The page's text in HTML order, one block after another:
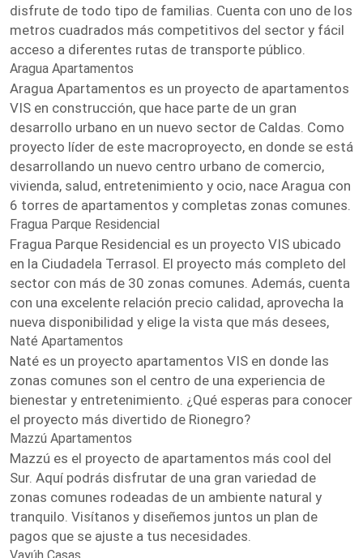
disfrute de todo tipo de familias. Cuenta con uno de los
metros cuadrados más competitivos del sector y fácil
acceso a diferentes rutas de transporte público.
Aragua Apartamentos
Aragua Apartamentos es un proyecto de apartamentos
VIS en construcción, que hace parte de un gran
desarrollo urbano en un nuevo sector de Caldas. Como
proyecto líder de este macroproyecto, en donde se está
desarrollando un nuevo centro urbano de comercio,
vivienda, salud, entretenimiento y ocio, nace Aragua con
6 torres de apartamentos y completas zonas comunes.
Fragua Parque Residencial
Fragua Parque Residencial es un proyecto VIS ubicado
en la Ciudadela Terrasol. El proyecto más completo del
sector con más de 30 zonas comunes. Además, cuenta
con una excelente relación precio calidad, aprovecha la
nueva disponibilidad y elige la vista que más desees,
Naté Apartamentos
Naté es un proyecto apartamentos VIS en donde las
zonas comunes son el centro de una experiencia de
bienestar y entretenimiento. ¿Qué esperas para conocer
el proyecto más divertido de Rionegro?
Mazzú Apartamentos
Mazzú es el proyecto de apartamentos más cool del
Sur. Aquí podrás disfrutar de una gran variedad de
zonas comunes rodeadas de un ambiente natural y
tranquilo. Visítanos y diseñemos juntos un plan de
pagos que se ajuste a tus necesidades.